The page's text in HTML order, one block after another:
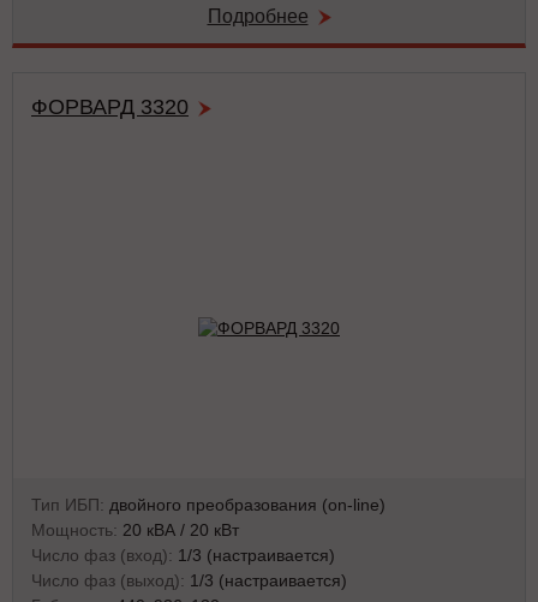
Подробнее
ФОРВАРД 3320
Тип ИБП: двойного преобразования (on-line)
Мощность: 20 кВА / 20 кВт
Число фаз (вход): 1/3 (настраивается)
Число фаз (выход): 1/3 (настраивается)